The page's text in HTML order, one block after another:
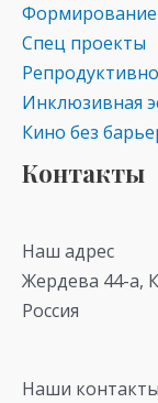
Формирование
Спец проекты
Инклюзивная
Кино без
Контакты
Наш адрес
Жердева 44-а,
Россия
Наши контакты